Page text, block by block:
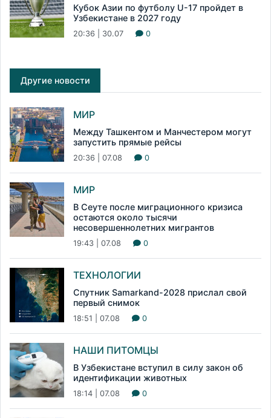
Кубок Азии по футболу U-17 пройдет в
Узбекистане в 2027 году
20:36 | 30.07 0
Другие новости
МИР
Между Ташкентом и Манчестером могут
запустить прямые рейсы
20:36 | 07.08 0
МИР
В Сеуте после миграционного кризиса
остаются около тысячи
несовершеннолетних мигрантов
19:43 | 07.08 0
ТЕХНОЛОГИИ
Спутник Samarkand-2028 прислал свой
первый снимок
18:51 | 07.08 0
НАШИ ПИТОМЦЫ
В Узбекистане вступил в силу закон об
идентификации животных
18:14 | 07.08 0